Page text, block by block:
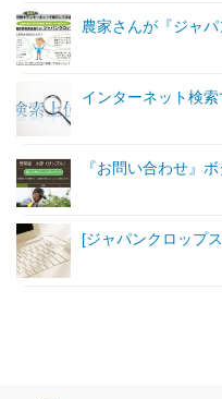
農家さんが『ジャ
インターネット検
『お問い合わせ』
[ジャパンクロップ